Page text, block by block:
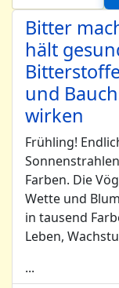
Bitter
hält
und
wirken
Frühling!
Farben. Die
Wette und
in tausend
Leben,
...